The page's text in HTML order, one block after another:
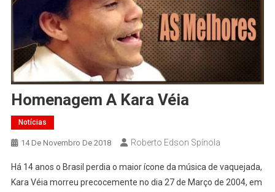
Homenagem A Kara Véia
Notícias
14 De Novembro De 2018 Roberto Edson Spínola
Há 14 anos o Brasil perdia o maior ícone da música de vaquejada,
Kara Véia morreu precocemente no dia 27 de Março de 2004, em